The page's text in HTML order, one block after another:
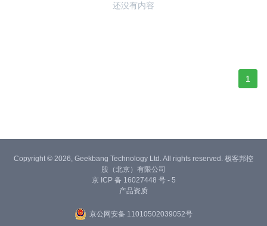
还没有内容
1
Copyright © 2026, Geekbang Technology Ltd. All rights reserved. 极客邦控
股（北京）有限公司
京 ICP 备 16027448 号 - 5
产品资质
京公网安备 11010502039052号